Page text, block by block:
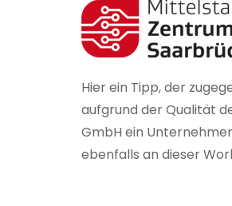
Hier ein Tipp, der
aufgrund der Qualität
GmbH ein
ebenfalls an dieser